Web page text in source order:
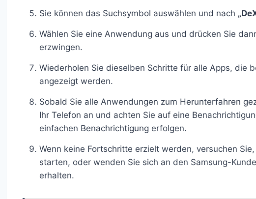
Sie können das Suchsymbol auswählen und nach
Wählen Sie eine Anwendung aus und drücken Sie
erzwingen.
Wiederholen Sie dieselben Schritte für alle Apps, die
angezeigt werden.
Sobald Sie alle Anwendungen zum Herunterfahren
Ihr Telefon an und achten Sie auf eine
einfachen Benachrichtigung erfolgen.
Wenn keine Fortschritte erzielt werden, versuchen
starten, oder wenden Sie sich an den Samsung-
erhalten.